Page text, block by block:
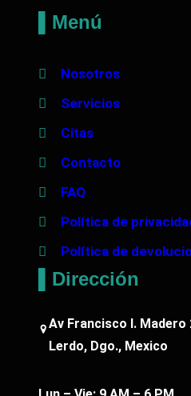
▌Menú
Nosotros
Servicios
Citas
Contacto
FAQ
Política de
Política de
▌Dirección
Av Francisco I. Madero
Lerdo, Dgo., Mexico